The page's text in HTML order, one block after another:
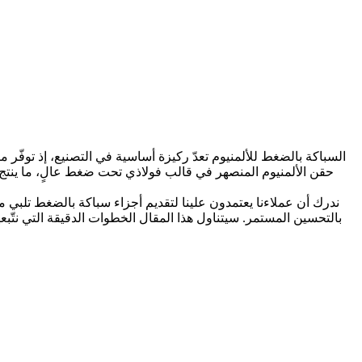
السباكة بالضغط للألمنيوم تعدّ ركيزة أساسية في التصنيع، إذ توفّر
حقن الألمنيوم المنصهر في قالب فولاذي تحت ضغط عالٍ، ما
بالتحسين المستمر. سيتناول هذا المقال الخطوات الدقيقة التي